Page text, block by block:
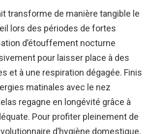
transforme de manière tangible le
lors des périodes de fortes
d’étouffement nocturne
pour laisser place à des
et à une respiration dégagée. Finis
matinales avec le nez
regagne en longévité grâce à
Pour profiter pleinement de
d’hygiène domestique,